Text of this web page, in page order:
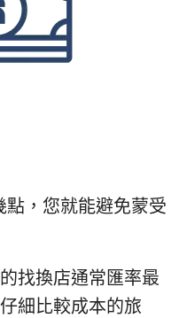
，您就能避免蒙受
找換店通常匯率最
細比較成本的旅